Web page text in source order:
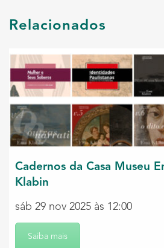
Relacionados
Cadernos da Casa Museu
Klabin
sáb 29 nov 2025 às 12:00
Saiba mais